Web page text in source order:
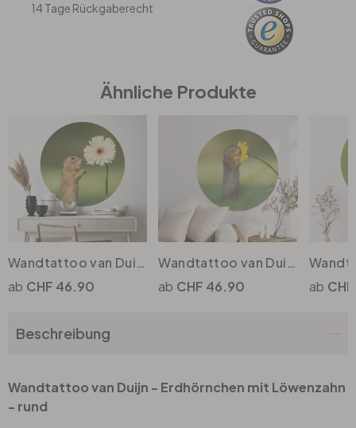
Eingangsbereich
14 Tage Rückgaberecht
Ähnliche Produkte
Wandtattoo van Duijn - Erdhörnchen mit Gerbera - Rund
CHF 46.90
Wandtattoo van Duijn - Erdhörnchen riecht an Blume - Rund
CHF 46.90
Beschreibung
Wandtattoo van Duijn - Erdhörnchen mit Löwenzahn
- rund